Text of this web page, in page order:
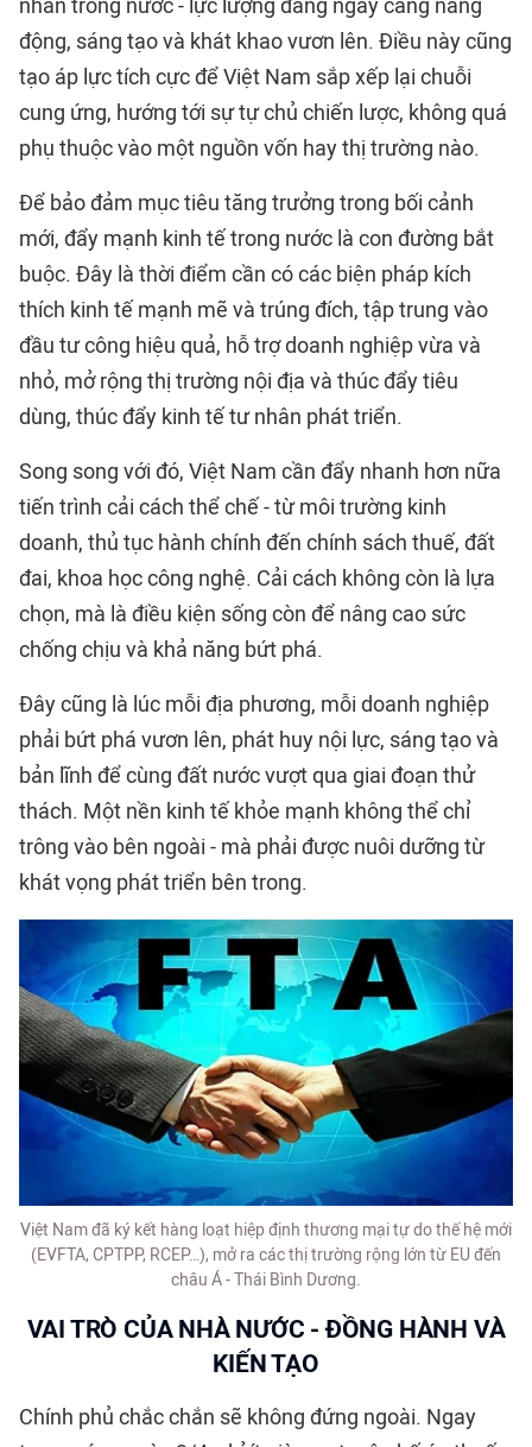
nhân trong nước - lực lượng đang ngày càng năng
động, sáng tạo và khát khao vươn lên. Điều này cũng
tạo áp lực tích cực để Việt Nam sắp xếp lại chuỗi
cung ứng, hướng tới sự tự chủ chiến lược, không quá
phụ thuộc vào một nguồn vốn hay thị trường nào.
Để bảo đảm mục tiêu tăng trưởng trong bối cảnh
mới, đẩy mạnh kinh tế trong nước là con đường bắt
buộc. Đây là thời điểm cần có các biện pháp kích
thích kinh tế mạnh mẽ và trúng đích, tập trung vào
đầu tư công hiệu quả, hỗ trợ doanh nghiệp vừa và
nhỏ, mở rộng thị trường nội địa và thúc đẩy tiêu
dùng, thúc đẩy kinh tế tư nhân phát triển.
Song song với đó, Việt Nam cần đẩy nhanh hơn nữa
tiến trình cải cách thể chế - từ môi trường kinh
doanh, thủ tục hành chính đến chính sách thuế, đất
đai, khoa học công nghệ. Cải cách không còn là lựa
chọn, mà là điều kiện sống còn để nâng cao sức
chống chịu và khả năng bứt phá.
Đây cũng là lúc mỗi địa phương, mỗi doanh nghiệp
phải bứt phá vươn lên, phát huy nội lực, sáng tạo và
bản lĩnh để cùng đất nước vượt qua giai đoạn thử
thách. Một nền kinh tế khỏe mạnh không thể chỉ
trông vào bên ngoài - mà phải được nuôi dưỡng từ
khát vọng phát triển bên trong.
Việt Nam đã ký kết hàng loạt hiệp định thương mại tự do thế hệ mới
(EVFTA, CPTPP, RCEP…), mở ra các thị trường rộng lớn từ EU đến
châu Á - Thái Bình Dương.
VAI TRÒ CỦA NHÀ NƯỚC - ĐỒNG HÀNH VÀ
KIẾN TẠO
Chính phủ chắc chắn sẽ không đứng ngoài. Ngay